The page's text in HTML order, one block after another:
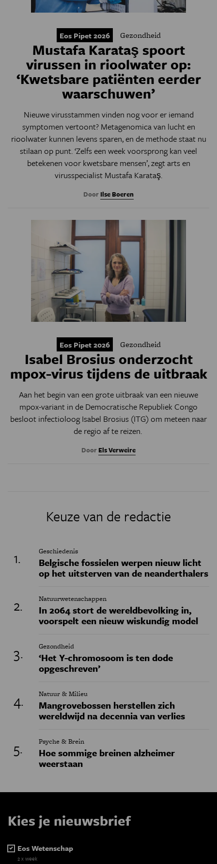
Eos Pipet 2026 Gezondheid
Mustafa Karataş spoort
virussen in rioolwater op:
‘Kwetsbare patiënten eerder
waarschuwen’
Nieuwe virusstammen vinden nog voor er iemand
symptomen vertoont? Metagenomica van lucht en
rioolwater kunnen levens sparen, en de methode staat nu
stilaan op punt. ‘Zelfs een week voorsprong kan veel
betekenen voor kwetsbare mensen’, zegt arts en
virusspecialist Mustafa Karataş.
Door Ilse Boeren
Eos Pipet 2026 Gezondheid
Isabel Brosius onderzocht
mpox-virus tijdens de uitbraak
Aan het begin van een grote uitbraak van een nieuwe
mpox-variant in de Democratische Republiek Congo
besloot infectioloog Isabel Brosius (ITG) om meteen naar
de regio af te reizen.
Door Els Verweire
Keuze van de redactie
Geschiedenis
Belgische fossielen werpen nieuw licht
op het uitsterven van de neanderthalers
Natuurwetenschappen
In 2064 stort de wereldbevolking in,
voorspelt een nieuw wiskundig model
Gezondheid
‘Het Y-chromosoom is ten dode
opgeschreven’
Natuur & Milieu
Mangrovebossen herstellen zich
wereldwijd na decennia van verlies
Psyche & Brein
Hoe sommige breinen alzheimer
weerstaan
Kies je nieuwsbrief
Eos Wetenschap
2 x week